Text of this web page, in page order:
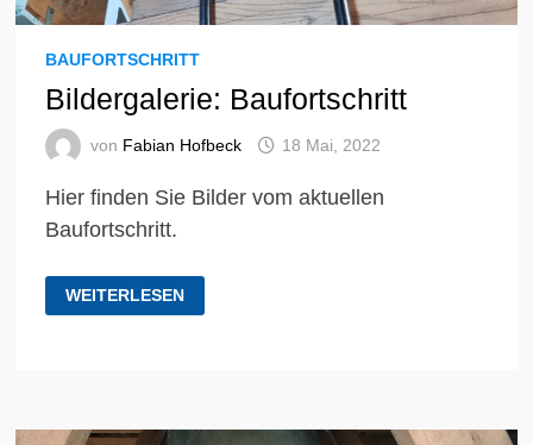
BAUFORTSCHRITT
Bildergalerie: Baufortschritt
von Fabian Hofbeck 18 Mai, 2022
Hier finden Sie Bilder vom aktuellen
Baufortschritt.
BILDERGALERIE:
BAUFORTSCHRITT
WEITERLESEN